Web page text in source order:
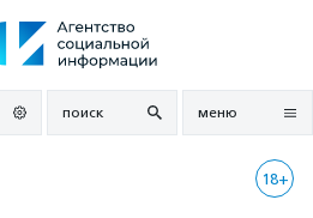
поиск меню
18+